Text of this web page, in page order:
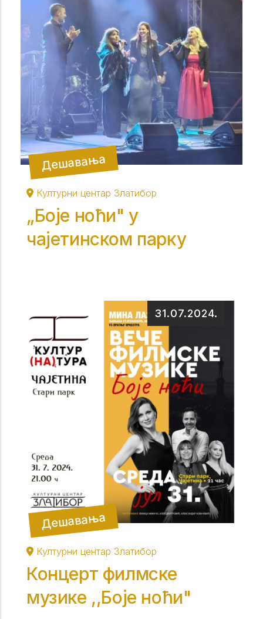
Дешавања
Културни центар Златибор
„Боје ноћи" у
чајетинском парку
31.07.2024.
Дешавања
Културни центар Златибор
Концерт филмске
музике ,,Боје ноћи"